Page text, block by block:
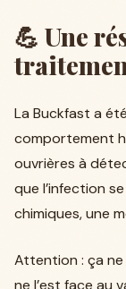
💪 Une
La Buckfast a
comportement
ouvrières à
que l’infection
chimiques, une
Attention : ça ne
ne l’est face au